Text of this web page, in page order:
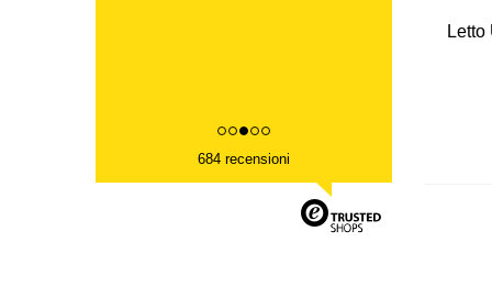
684 recensioni
Letto